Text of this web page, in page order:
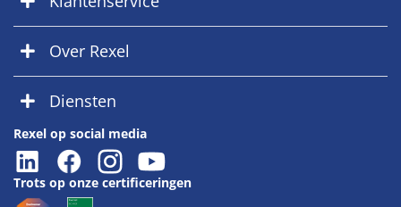
Over Rexel
Diensten
Rexel op social media
Trots op onze certificeringen